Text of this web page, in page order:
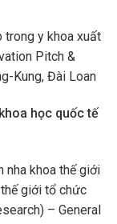
y khoa xuất
Pitch &
Kung, Đài Loan
học quốc tế
nha khoa thế giới
giới tổ chức
– General